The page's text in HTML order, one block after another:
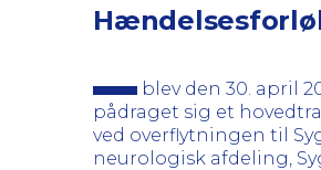
blev den 30. april
pådraget sig et
ved overflytningen til
neurologisk afdeling,